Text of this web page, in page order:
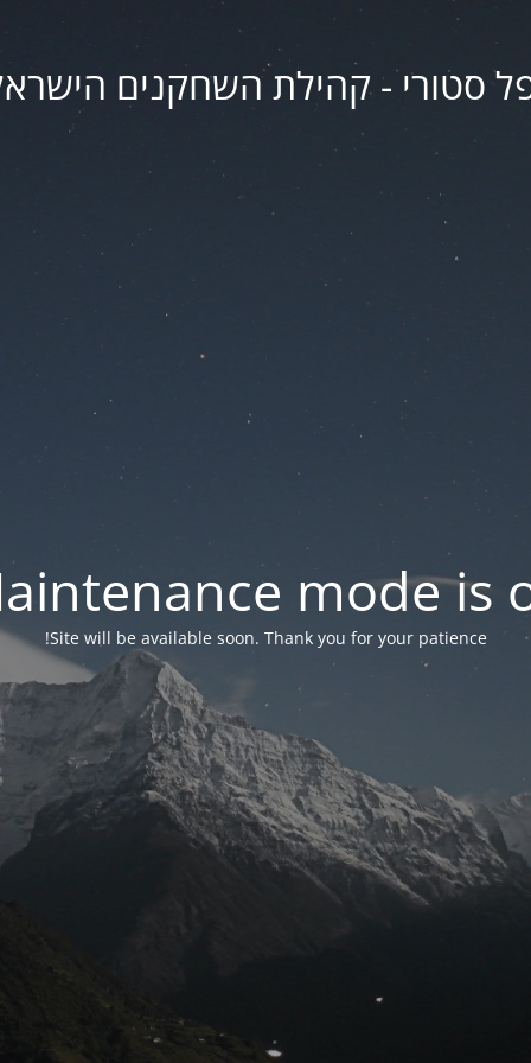
סטורי - קהילת השחקנים
mode is
Site will be available soon. Thank you for your patience!